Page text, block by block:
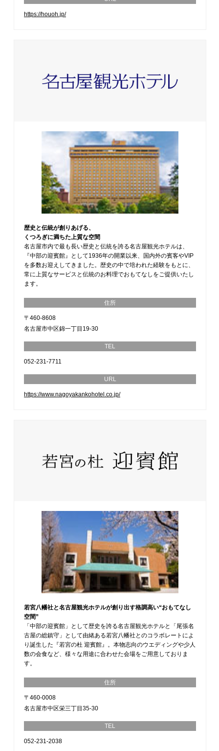
https://houoh.jp/
歴史と伝統が創りあげる、
くつろぎに満ちた上質な空間
名古屋市内で最も長い歴史と伝統を誇る名古屋観光ホテルは、
『中部の迎賓館』として1936年の開業以来、国内外の賓客やVIP
を多数お迎えしてきました。歴史の中で培われた経験をもとに、
常に上質なサービスと伝統のお料理でおもてなしをご提供いたし
ます。
住所
〒460-8608
名古屋市中区錦一丁目19-30
TEL
052-231-7711
URL
https://www.nagoyakankohotel.co.jp/
若宮八幡社と名古屋観光ホテルが創り出す格調高い“おもてなし
空間”
「中部の迎賓館」として歴史を誇る名古屋観光ホテルと「尾張名
古屋の総鎮守」として由緒ある若宮八幡社とのコラボレートによ
り誕生した『若宮の杜 迎賓館』。本物志向のウエディングや少人
数の会食など、様々な用途に合わせた会場をご用意しておりま
す。
住所
〒460-0008
名古屋市中区栄三丁目35-30
TEL
052-231-2038